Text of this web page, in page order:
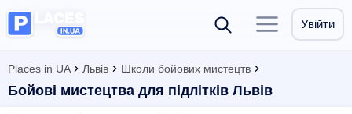
Увійти
Places in UA Львів Школи бойових мистецтв
Бойові мистецтва для підлітків Львів